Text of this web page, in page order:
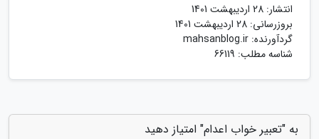
انتشار: 28 اردیبهشت 1401
بروزرسانی: 28 اردیبهشت 1401
گردآورنده: mahsanblog.ir
شناسه مطلب: 66119
به "تعبیر خواب اعدام" امتیاز دهید